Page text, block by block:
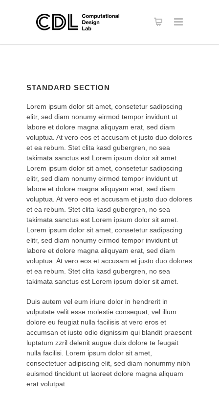
STANDARD SECTION
Lorem ipsum dolor sit amet, consetetur sadipscing
elitr, sed diam nonumy eirmod tempor invidunt ut
labore et dolore magna aliquyam erat, sed diam
voluptua. At vero eos et accusam et justo duo dolores
et ea rebum. Stet clita kasd gubergren, no sea
takimata sanctus est Lorem ipsum dolor sit amet.
Lorem ipsum dolor sit amet, consetetur sadipscing
elitr, sed diam nonumy eirmod tempor invidunt ut
labore et dolore magna aliquyam erat, sed diam
voluptua. At vero eos et accusam et justo duo dolores
et ea rebum. Stet clita kasd gubergren, no sea
takimata sanctus est Lorem ipsum dolor sit amet.
Lorem ipsum dolor sit amet, consetetur sadipscing
elitr, sed diam nonumy eirmod tempor invidunt ut
labore et dolore magna aliquyam erat, sed diam
voluptua. At vero eos et accusam et justo duo dolores
et ea rebum. Stet clita kasd gubergren, no sea
takimata sanctus est Lorem ipsum dolor sit amet.
Duis autem vel eum iriure dolor in hendrerit in
vulputate velit esse molestie consequat, vel illum
dolore eu feugiat nulla facilisis at vero eros et
accumsan et iusto odio dignissim qui blandit praesent
luptatum zzril delenit augue duis dolore te feugait
nulla facilisi. Lorem ipsum dolor sit amet,
consectetuer adipiscing elit, sed diam nonummy nibh
euismod tincidunt ut laoreet dolore magna aliquam
erat volutpat.